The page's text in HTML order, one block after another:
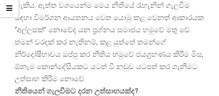
හැකිය. ඇත්ත වශයෙන්ම මෙය නීතියේ රැහැනින් ගැලවීම
සඳහා විමර්ශන ආයතනය වෙත යොමු කළ වෙනත් ආකාරයක
“අල්ලසක්” නොවේද යන ප්‍රශ්නය සමාජය හමුවේ මතු වේ.
තමන් වරදක් කර නැතිනම්, කළ යුත්තේ තමන්ගේ
නිර්දෝෂීභාවය ඔප්පු කර නීතිය හමුවේ ජයග්‍රහණය කිරීම මිස,
ඕනෑම කොන්දේසියකට යටත් වී නඩුව යටපත් කර ගැනීමට
උත්සාහ කිරීම නොවේ.
නීතියෙන් ගැලවීමට දරන උත්සාහයක්ද?